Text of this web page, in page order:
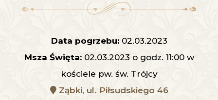
Data pogrzebu:02.03.2023
Msza Święta:02.03.2023 o godz. 11:00 w
kościele pw. św. Trójcy
Ząbki, ul. Piłsudskiego 46